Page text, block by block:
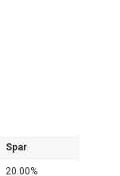
Spar
20.00%